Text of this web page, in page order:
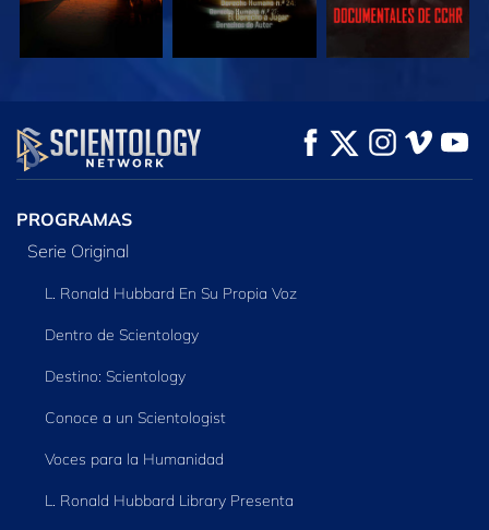
VE
EXPLORA LAS
SERIES
PROGRAMAS
Serie Original
L. Ronald Hubbard En Su Propia Voz
Dentro de Scientology
Destino: Scientology
Conoce a un Scientologist
Voces para la Humanidad
L. Ronald Hubbard Library Presenta